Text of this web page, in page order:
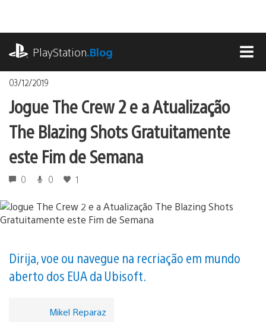
o
conteúdoPlayStation.Blog
03/12/2019
Jogue The Crew 2 e a Atualização
The Blazing Shots Gratuitamente
este Fim de Semana
0 0 1
Dirija, voe ou navegue na recriação em mundo
aberto dos EUA da Ubisoft.
Mikel Reparaz